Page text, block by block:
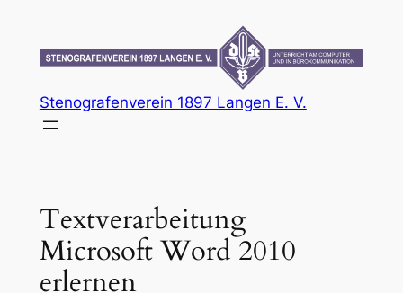
springen
Stenografenverein 1897 Langen E. V.
Textverarbeitung
Microsoft Word 2010
erlernen